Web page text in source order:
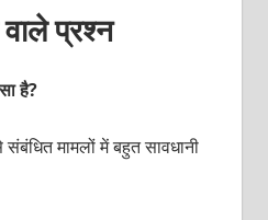
प्रश्न
है?
मामलों में बहुत सावधानी